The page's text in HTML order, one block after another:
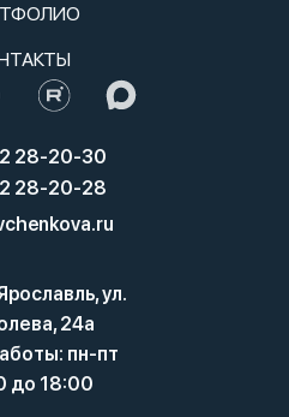
28-20-30
28-20-28
ул.
24а
пн-пт
до 18:00